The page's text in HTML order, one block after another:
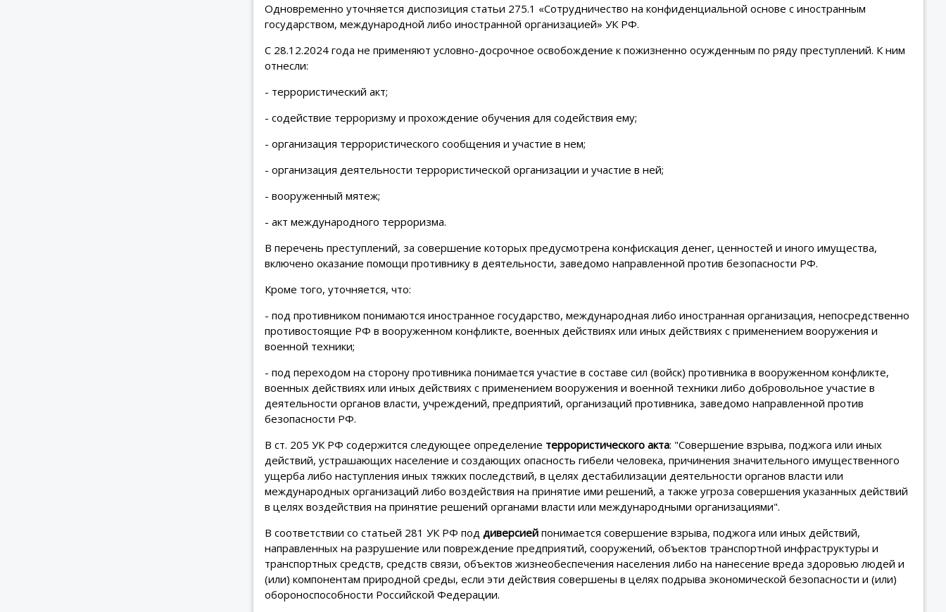
Одновременно уточняется диспозиция статьи 275.1 «Сотрудничество на конфиденциальной основе с иностранным
государством, международной либо иностранной организацией» УК РФ.
С 28.12.2024 года не применяют условно-досрочное освобождение к пожизненно осужденным по ряду преступлений. К ним
отнесли:
- террористический акт;
- содействие терроризму и прохождение обучения для содействия ему;
- организация террористического сообщения и участие в нем;
- организация деятельности террористической организации и участие в ней;
- вооруженный мятеж;
- акт международного терроризма.
В перечень преступлений, за совершение которых предусмотрена конфискация денег, ценностей и иного имущества,
включено оказание помощи противнику в деятельности, заведомо направленной против безопасности РФ.
Кроме того, уточняется, что:
- под противником понимаются иностранное государство, международная либо иностранная организация, непосредственно
противостоящие РФ в вооруженном конфликте, военных действиях или иных действиях с применением вооружения и
военной техники;
- под переходом на сторону противника понимается участие в составе сил (войск) противника в вооруженном конфликте,
военных действиях или иных действиях с применением вооружения и военной техники либо добровольное участие в
деятельности органов власти, учреждений, предприятий, организаций противника, заведомо направленной против
безопасности РФ.
В ст. 205 УК РФ содержится следующее определение террористического акта: "Совершение взрыва, поджога или иных
действий, устрашающих население и создающих опасность гибели человека, причинения значительного имущественного
ущерба либо наступления иных тяжких последствий, в целях дестабилизации деятельности органов власти или
международных организаций либо воздействия на принятие ими решений, а также угроза совершения указанных действий
в целях воздействия на принятие решений органами власти или международными организациями".
В соответствии со статьей 281 УК РФ под диверсиейпонимается совершение взрыва, поджога или иных действий,
направленных на разрушение или повреждение предприятий, сооружений, объектов транспортной инфраструктуры и
транспортных средств, средств связи, объектов жизнеобеспечения населения либо на нанесение вреда здоровью людей и
(или) компонентам природной среды, если эти действия совершены в целях подрыва экономической безопасности и (или)
обороноспособности Российской Федерации.